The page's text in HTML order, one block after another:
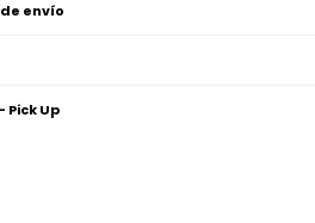
envío
Up